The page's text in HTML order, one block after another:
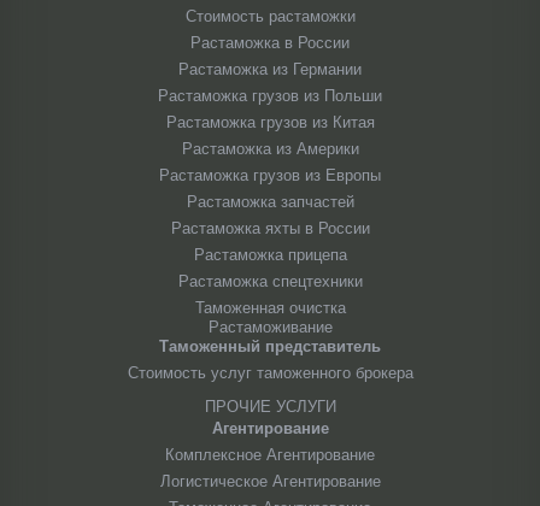
Стоимость растаможки
Растаможка в России
Растаможка из Германии
Растаможка грузов из Польши
Растаможка грузов из Китая
Растаможка из Америки
Растаможка грузов из Европы
Растаможка запчастей
Растаможка яхты в России
Растаможка прицепа
Растаможка спецтехники
Таможенная очистка
Растаможивание
Таможенный представитель
Стоимость услуг таможенного брокера
ПРОЧИЕ УСЛУГИ
Агентирование
Комплексное Агентирование
Логистическое Агентирование